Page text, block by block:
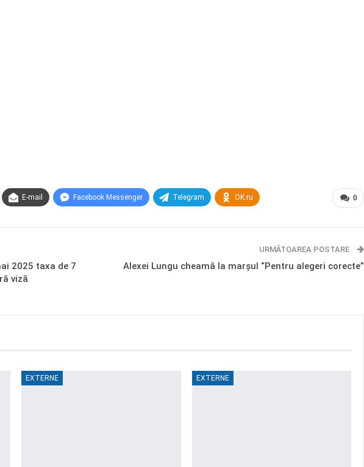
0
E-mail Facebook Messenger Telegram OK.ru
2025 taxa de 7
viză
URMĂTOAREA POSTARE
Alexei Lungu cheamă la marșul “Pentru alegeri corecte”
EXTERNE EXTERNE